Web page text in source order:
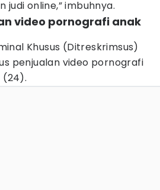
judi online,” imbuhnya.
video pornografi anak
Khusus (Ditreskrimsus)
penjualan video pornografi
(24).